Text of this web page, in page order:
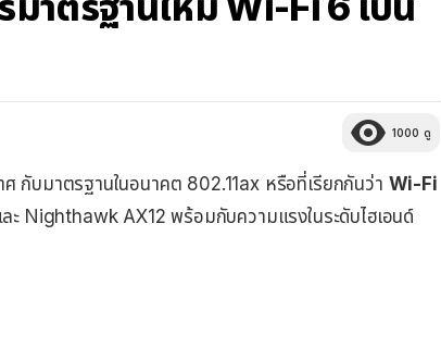
1000 ดู
กับมาตรฐานในอนาคต 802.11ax หรือที่เรียกกันว่า Wi-Fi
Nighthawk AX12 พร้อมกับความแรงในระดับไฮเอนด์